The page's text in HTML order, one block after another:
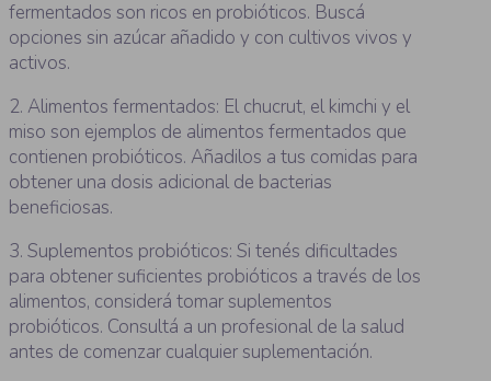
fermentados son ricos en probióticos. Buscá
opciones sin azúcar añadido y con cultivos vivos y
activos.
2. Alimentos fermentados: El chucrut, el kimchi y el
miso son ejemplos de alimentos fermentados que
contienen probióticos. Añadilos a tus comidas para
obtener una dosis adicional de bacterias
beneficiosas.
3. Suplementos probióticos: Si tenés dificultades
para obtener suficientes probióticos a través de los
alimentos, considerá tomar suplementos
probióticos. Consultá a un profesional de la salud
antes de comenzar cualquier suplementación.